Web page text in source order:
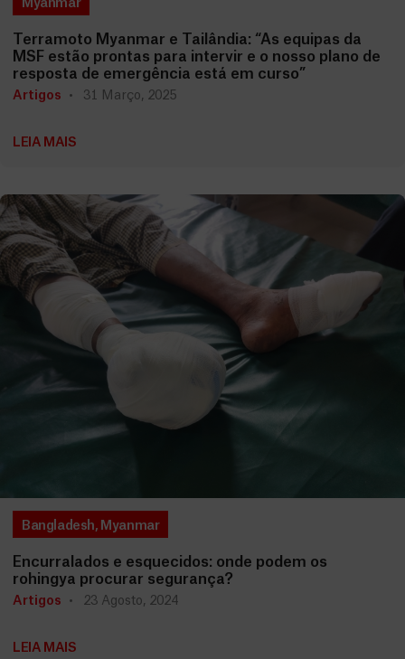
Myanmar
Terramoto Myanmar e Tailândia: “As equipas da
MSF estão prontas para intervir e o nosso plano de
resposta de emergência está em curso”
Artigos 31 Março, 2025
LEIA MAIS
Bangladesh, Myanmar
Encurralados e esquecidos: onde podem os
rohingya procurar segurança?
Artigos 23 Agosto, 2024
LEIA MAIS